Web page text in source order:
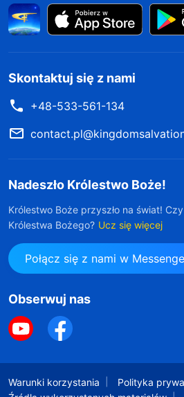
Skontaktuj się z nami
+48-533-561-134
Nadeszło Królestwo Boże!
Królestwo Boże przyszło na świat!
Królestwa Bożego? Ucz się więcej
Połącz się z nami w
Obserwuj nas
Warunki korzystania
Polityka